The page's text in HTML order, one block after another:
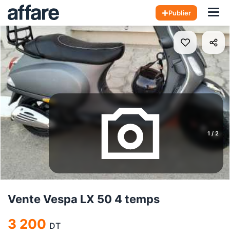
Publier
1 / 2
Vente Vespa LX 50 4 temps
3 200 DT